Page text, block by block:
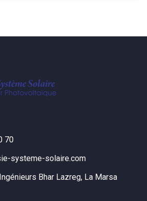
70
systeme-solaire.com
Bhar Lazreg, La Marsa